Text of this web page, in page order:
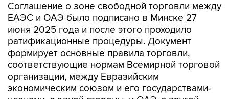
Соглашение о зоне свободной торговли между
ЕАЭС и ОАЭ было подписано в Минске 27
июня 2025 года и после этого проходило
ратификационные процедуры. Документ
формирует основные правила торговли,
соответствующие нормам Всемирной торговой
организации, между Евразийским
экономическим союзом и его государствами-